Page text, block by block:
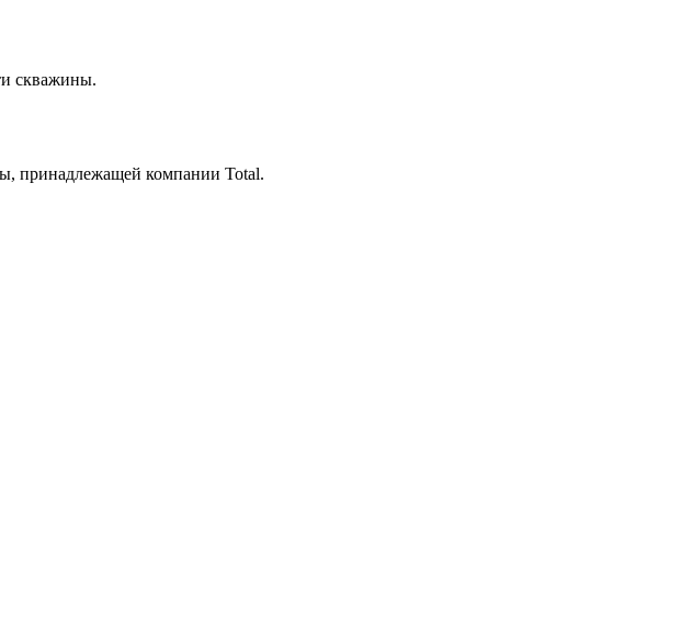
скважины.
принадлежащей компании Total.